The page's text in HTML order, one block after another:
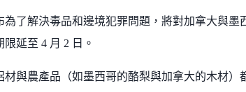
為了解決毒品和邊境犯罪問題，將對加拿大與墨
延至 4 月 2 日。
材與農產品（如墨西哥的酪梨與加拿大的木材